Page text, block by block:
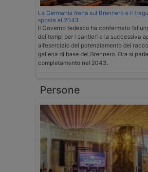
La Germania frena sul Brennero e il
sposta al 2043
Il Governo tedesco ha confermato
dei tempi per i cantieri e la successiva
all’esercizio del potenziamento dei
galleria di base del Brennero. Ora si
completamento nel 2043.
Persone